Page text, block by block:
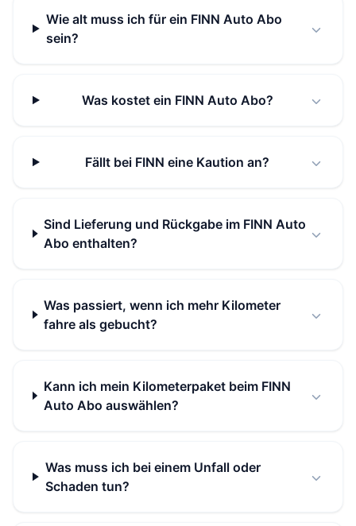
Wie alt muss ich für ein FINN Auto Abo
sein?
Was kostet ein FINN Auto Abo?
Fällt bei FINN eine Kaution an?
Sind Lieferung und Rückgabe im FINN Auto
Abo enthalten?
Was passiert, wenn ich mehr Kilometer
fahre als gebucht?
Kann ich mein Kilometerpaket beim FINN
Auto Abo auswählen?
Was muss ich bei einem Unfall oder
Schaden tun?